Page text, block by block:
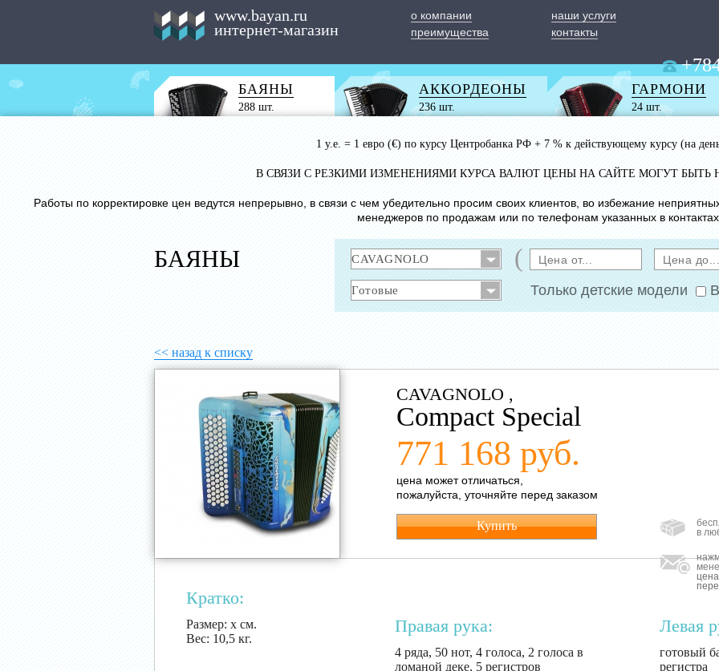
www.bayan.ru
интернет-магазин
о компании
наши услуги
преимущества
контакты
БАЯНЫ
288 шт.
АККОРДЕОНЫ
236 шт.
ГАРМОНИ
24 шт.
1 у.е. = 1 евро (€) по курсу Центробанка РФ + 7 % к действующему курсу (на
В СВЯЗИ С РЕЗКИМИ ИЗМЕНЕНИЯМИ КУРСА ВАЛЮТ ЦЕНЫ НА САЙТЕ МОГУТ БЫТЬ
Работы по корректировке цен ведутся непрерывно, в связи с чем убедительно просим своих клиентов, во избежание
менеджеров по продажам или по телефонам указанных в
БАЯНЫ (
Только детские модели
<< назад к списку
СAVAGNOLO ,
Compact Special
771 168 руб.
цена может отличаться,
пожалуйста, уточняйте перед заказом
Купить
в
Кратко:
Размер: х см.
Вес: 10,5 кг.
Правая рука:
4 ряда, 50 нот, 4 голоса, 2 голоса в
ломаной деке, 5 регистров
Левая
готовый
регистра